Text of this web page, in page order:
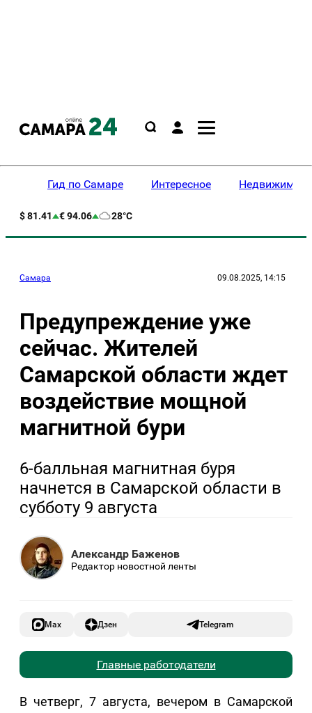
Гид по Самаре Интересное
$ 81.41 € 94.06 28°C
Самара 09.08.2025, 14:15
Предупреждение уже
сейчас. Жителей
Самарской области ждет
воздействие мощной
магнитной бури
6-балльная магнитная буря
начнется в Самарской области в
субботу 9 августа
Александр Баженов
Редактор новостной ленты
Max Дзен Telegram
Главные работодатели
В четверг, 7 августа, вечером в Самарской